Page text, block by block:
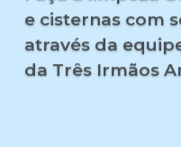
e cisternas com
através da
da Três Irmãos